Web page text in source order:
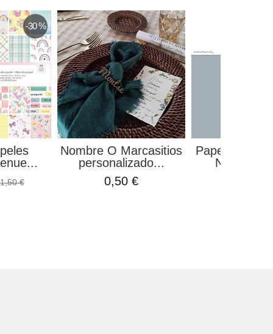
-30 %
€
Nombre O Marcasitios
personalizado...
0,50 €
Papel "Los
Nevy